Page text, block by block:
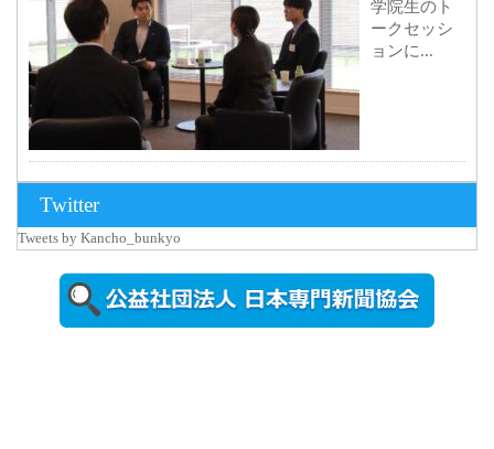
学院生のト
ークセッシ
ョンに...
ォトスポッ
ト （8...
Twitter
Tweets by Kancho_bunkyo